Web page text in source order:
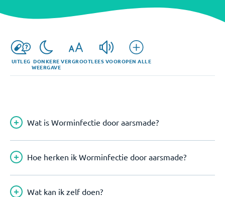
UITLEG DONKERE
WEERGAVE
VERGROOTLEES VOOROPEN ALLE
Wat is Worminfectie door aarsmade?
Hoe herken ik Worminfectie door aarsmade?
Wat kan ik zelf doen?